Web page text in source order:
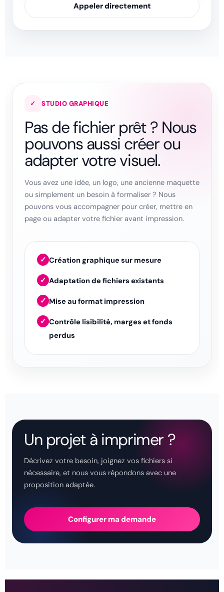
Appeler directement
✓ STUDIO GRAPHIQUE
Pas de fichier prêt ? Nous
pouvons aussi créer ou
adapter votre visuel.
Vous avez une idée, un logo, une ancienne maquette
ou simplement un besoin à formaliser ? Nous
pouvons vous accompagner pour créer, mettre en
page ou adapter votre fichier avant impression.
✓ Création graphique sur mesure
✓ Adaptation de fichiers existants
✓ Mise au format impression
✓ Contrôle lisibilité, marges et fonds
perdus
Un projet à imprimer ?
Décrivez votre besoin, joignez vos fichiers si
nécessaire, et nous vous répondons avec une
proposition adaptée.
Configurer ma demande